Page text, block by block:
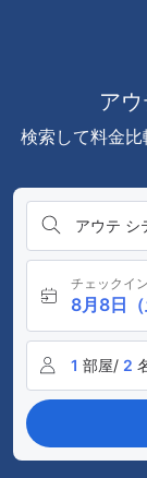
ア
検索して料金
アウテ シ
チェックイン
8月8日（
1 部屋/ 2